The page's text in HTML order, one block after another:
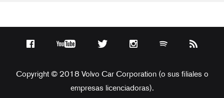
Copyright © 2018 Volvo Car Corporation (o sus filiales o
empresas licenciadoras).